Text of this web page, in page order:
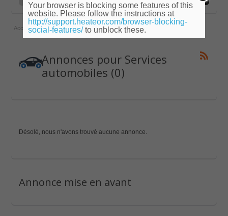
Accueil » Ile-de-France » Yvelines » Services automobiles
Annonces pour Services
automobiles (0)
Désolé, nous n'avons trouvé aucune annonce.
Annonce mise en avant
Your browser is blocking some features of this
website. Please follow the instructions at
http://support.heateor.com/browser-blocking-
social-features/to unblock these.